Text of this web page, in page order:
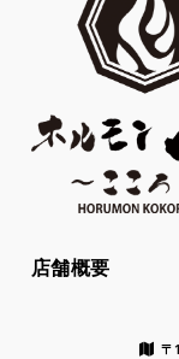
店舗概要
〒